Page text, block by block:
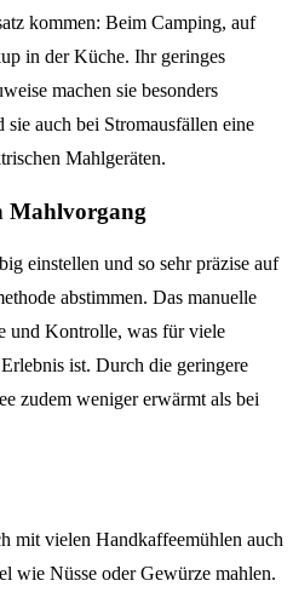
kommen: Beim Camping, auf
in der Küche. Ihr geringes
machen sie besonders
auch bei Stromausfällen eine
Mahlgeräten.
Mahlvorgang
einstellen und so sehr präzise auf
abstimmen. Das manuelle
und Kontrolle, was für viele
ist. Durch die geringere
zudem weniger erwärmt als bei
mit vielen Handkaffeemühlen auch
wie Nüsse oder Gewürze mahlen.